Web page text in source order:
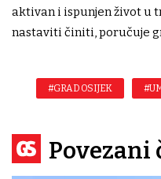
aktivan i ispunjen život u
nastaviti činiti, poručuje
#GRAD OSIJEK
Povezani